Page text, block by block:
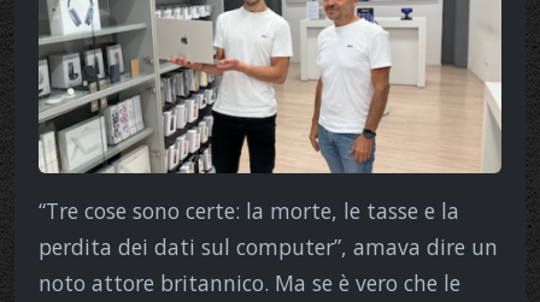
“Tre cose sono certe: la morte, le tasse e la
perdita dei dati sul computer”, amava dire un
noto attore britannico. Ma se è vero che le